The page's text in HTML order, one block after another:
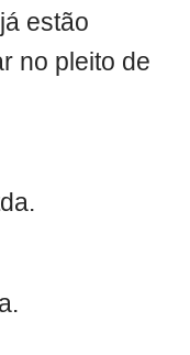
estão
no pleito de